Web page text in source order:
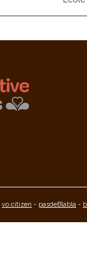
vo citizen - pasdeBlabla -